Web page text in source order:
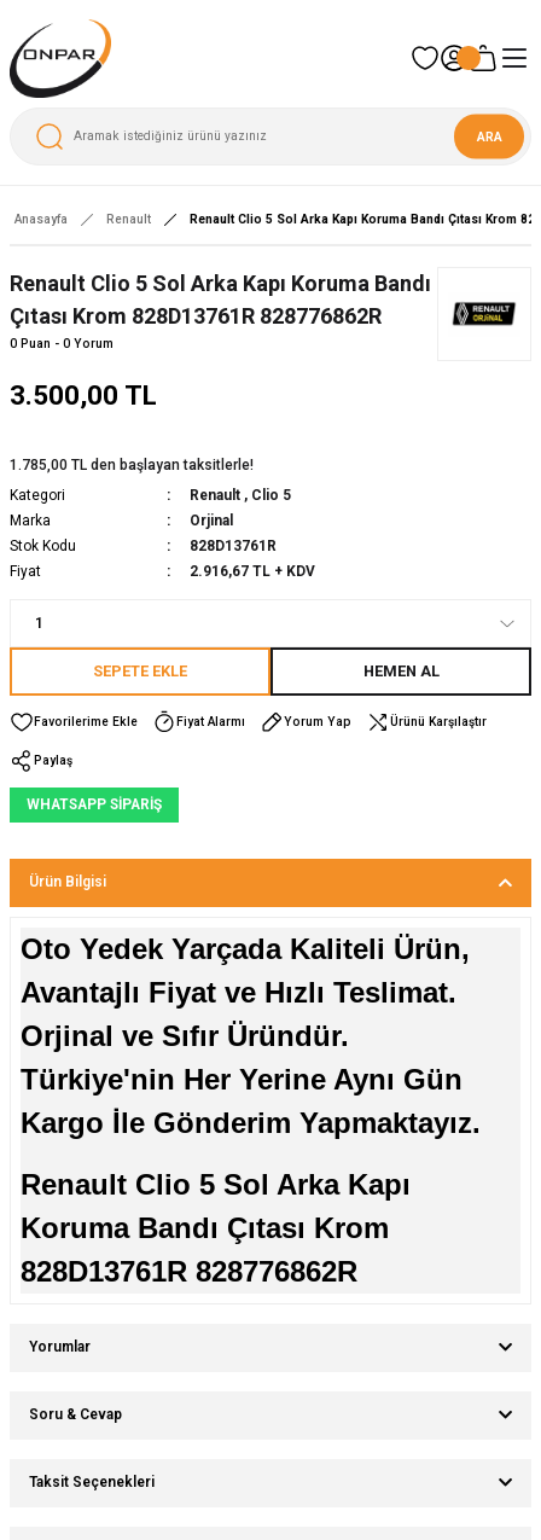
ARA
Anasayfa Renault Renault Clio 5 Sol Arka Kapı Koruma Bandı Çıtası Krom
Renault Clio 5 Sol Arka Kapı Koruma Bandı
Çıtası Krom 828D13761R 828776862R
0 Puan - 0 Yorum
3.500,00 TL
1.785,00 TL den başlayan taksitlerle!
Kategori
Renault , Clio 5
Marka
Orjinal
Stok Kodu
828D13761R
Fiyat
2.916,67 TL + KDV
SEPETE EKLE HEMEN AL
Fiyat Alarmı Yorum Yap Ürünü Karşılaştır
Paylaş
WHATSAPP SİPARİŞ
Ürün Bilgisi
Oto Yedek Yarçada Kaliteli Ürün,
Avantajlı Fiyat ve Hızlı Teslimat.
Orjinal ve Sıfır Üründür.
Türkiye'nin Her Yerine Aynı Gün
Kargo İle Gönderim Yapmaktayız.
Renault Clio 5 Sol Arka Kapı
Koruma Bandı Çıtası Krom
828D13761R 828776862R
Yorumlar
Soru & Cevap
Taksit Seçenekleri